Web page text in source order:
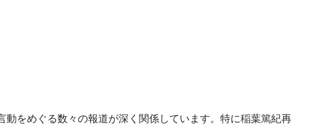
をめぐる数々の報道が深く関係しています。特に稲葉篤紀再